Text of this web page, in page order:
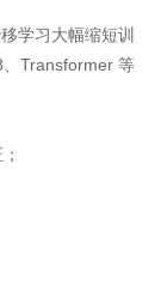
学习大幅缩短训
Transformer 等